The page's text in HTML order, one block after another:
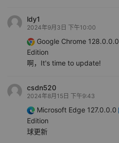
ldy1
2024年9月3日 下午10:00
Google Chrome 128.0.0.0
Edition
啊，It's time to update!
csdn520
2024年8月15日 下午9:43
Microsoft Edge 127.0.0.0
Edition
球更新